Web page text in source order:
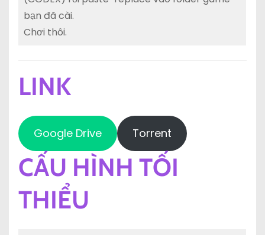
bạn đã cài.
Chơi thôi.
LINK
Google Drive Torrent
CẤU HÌNH TỐI
THIỂU